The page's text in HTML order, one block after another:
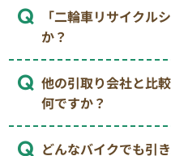
「二輪車リサイクル
か？
他の引取り会社と比
何ですか？
どんなバイクでも引